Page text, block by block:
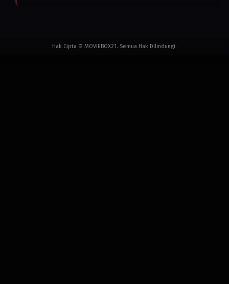
Hak Cipta © MOVIEBOX21. Semua Hak Dilindungi.